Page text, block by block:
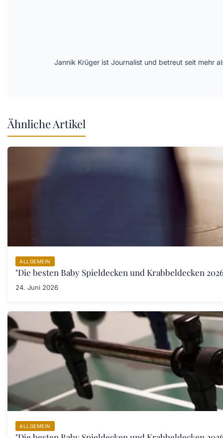
Jannik Krüger ist Journalist und betreut seit mehr
Ähnliche Artikel
ALLGEMEIN
"Die besten Baby Spieldecken und Krabbeldecken
24. Juni 2026
ALLGEMEIN